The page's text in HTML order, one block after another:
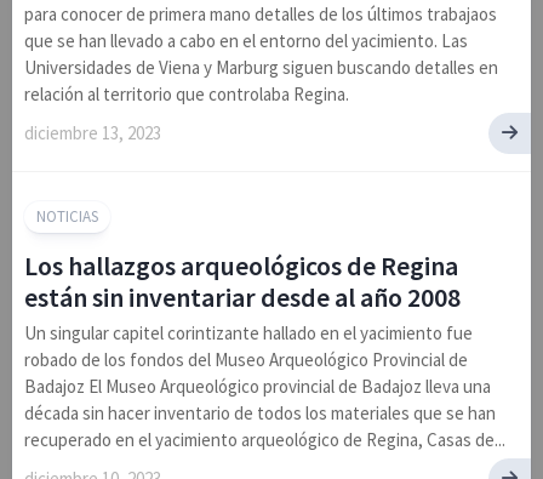
para conocer de primera mano detalles de los últimos trabajaos
que se han llevado a cabo en el entorno del yacimiento. Las
Universidades de Viena y Marburg siguen buscando detalles en
relación al territorio que controlaba Regina.
diciembre 13, 2023
NOTICIAS
Los hallazgos arqueológicos de Regina
están sin inventariar desde al año 2008
Un singular capitel corintizante hallado en el yacimiento fue
robado de los fondos del Museo Arqueológico Provincial de
Badajoz El Museo Arqueológico provincial de Badajoz lleva una
década sin hacer inventario de todos los materiales que se han
recuperado en el yacimiento arqueológico de Regina, Casas de...